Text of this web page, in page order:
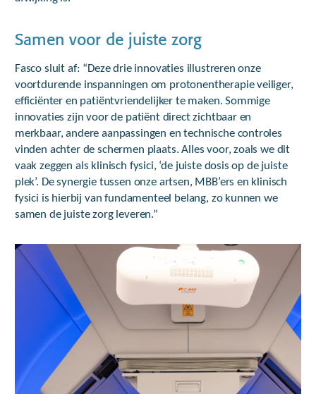
Samen voor de juiste zorg
Fasco sluit af: “Deze drie innovaties illustreren onze
voortdurende inspanningen om protonentherapie veiliger,
efficiënter en patiëntvriendelijker te maken. Sommige
innovaties zijn voor de patiënt direct zichtbaar en
merkbaar, andere aanpassingen en technische controles
vinden achter de schermen plaats. Alles voor, zoals we dit
vaak zeggen als klinisch fysici, ‘de juiste dosis op de juiste
plek’. De synergie tussen onze artsen, MBB’ers en klinisch
fysici is hierbij van fundamenteel belang, zo kunnen we
samen de juiste zorg leveren.”